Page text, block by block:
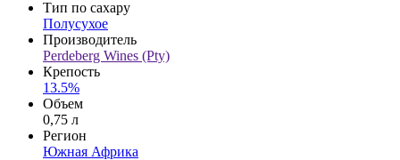
Тип по сахару
Полусухое
Производитель
Perdeberg Wines (Pty)
Крепость
13.5%
Объем
0,75 л
Регион
Южная Африка